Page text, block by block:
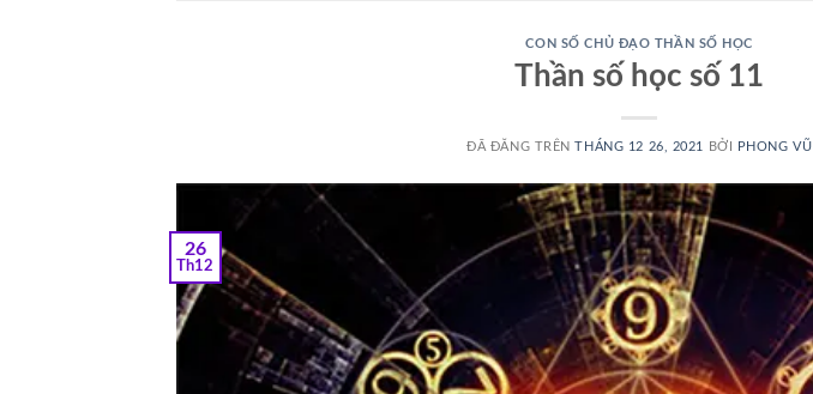
CON SỐ CHỦ ĐẠO THẦN SỐ HỌC
Thần số học số 11
ĐÃ ĐĂNG TRÊNTHÁNG 12 26, 2021 BỞI PHONG VŨ
26
Th12